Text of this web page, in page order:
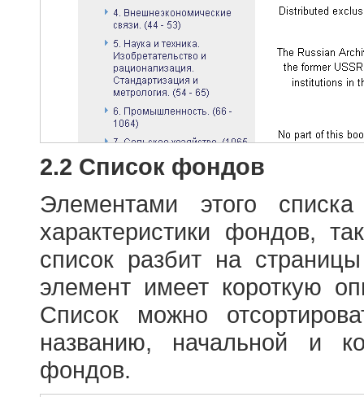
2.2 Список фондов
Элементами этого
характеристики фондов,
список разбит на
элемент имеет короткую
Список можно
названию, начальной и
фондов.